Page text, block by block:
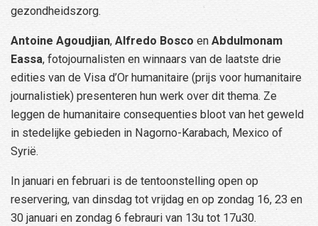
gezondheidszorg.
Antoine Agoudjian, Alfredo Bosco en Abdulmonam
Eassa, fotojournalisten en winnaars van de laatste drie
edities van de Visa d’Or humanitaire (prijs voor humanitaire
journalistiek) presenteren hun werk over dit thema. Ze
leggen de humanitaire consequenties bloot van het geweld
in stedelijke gebieden in Nagorno-Karabach, Mexico of
Syrië.
In januari en februari is de tentoonstelling open op
reservering, van dinsdag tot vrijdag en op zondag 16, 23 en
30 januari en zondag 6 febrauri van 13u tot 17u30.